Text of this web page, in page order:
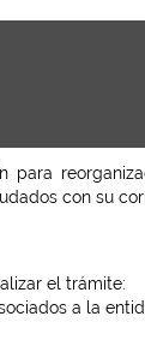
para
con su
el trámite:
a la